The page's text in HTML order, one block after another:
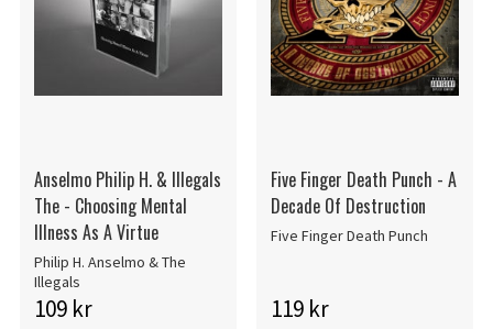
Anselmo Philip H. & Illegals
The - Choosing Mental
Illness As A Virtue
Philip H. Anselmo & The
Illegals
109 kr
Five Finger Death Punch - A
Decade Of Destruction
Five Finger Death Punch
119 kr